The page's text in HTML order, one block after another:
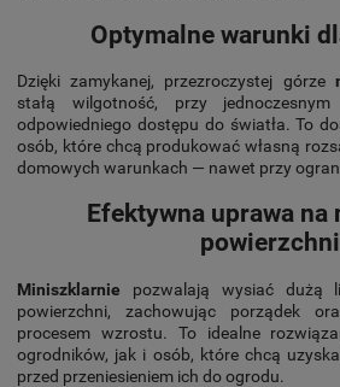
Optymalne warunki
Dzięki zamykanej, przezroczystej górze
stałą wilgotność, przy
odpowiedniego dostępu do światła. To
osób, które chcą produkować własną
domowych warunkach — nawet przy
Efektywna uprawa na
powierzchni
Miniszklarnie pozwalają wysiać dużą
powierzchni, zachowując porządek
procesem wzrostu. To idealne
ogrodników, jak i osób, które chcą
przed przeniesieniem ich do ogrodu.